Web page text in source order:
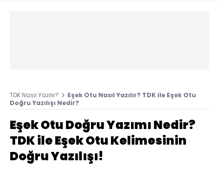
TDK Nasıl Yazılır?
Eşek Otu Nasıl Yazılır? TDK ile Eşek Otu
Doğru Yazılışı Nedir?
Eşek Otu Doğru Yazımı Nedir?
TDK ile Eşek Otu Kelimesinin
Doğru Yazılışı!